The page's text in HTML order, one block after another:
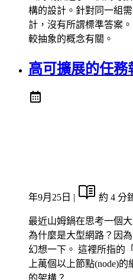
構的設計。針對同一組
計，沒有所謂標準答案
較抽象的概念有關。
高可擴展的任務
年9月25日 | 約 4 分
最近山姆鍋在思考一個
為什麼是大型網路？因
幻想一下。 這裡所指的
上萬個以上節點(node)
的架構？